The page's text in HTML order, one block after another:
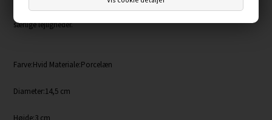
som et element i indretningen og som en del af borddækningen ved
særlige lejligheder.
Farve:Hvid Materiale:Porcelæn
Diameter:14,5 cm